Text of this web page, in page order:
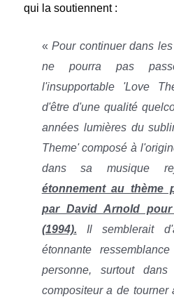
qui la soutiennent :
«Pour continuer dans
ne pourra pas
l'insupportable 'Love
d'être d'une qualité
années lumières du
Theme' composé à
dans sa musique
étonnement au thème
par David Arnold
(1994). Il semblerait
étonnante
personne, surtout
compositeur a de tourner